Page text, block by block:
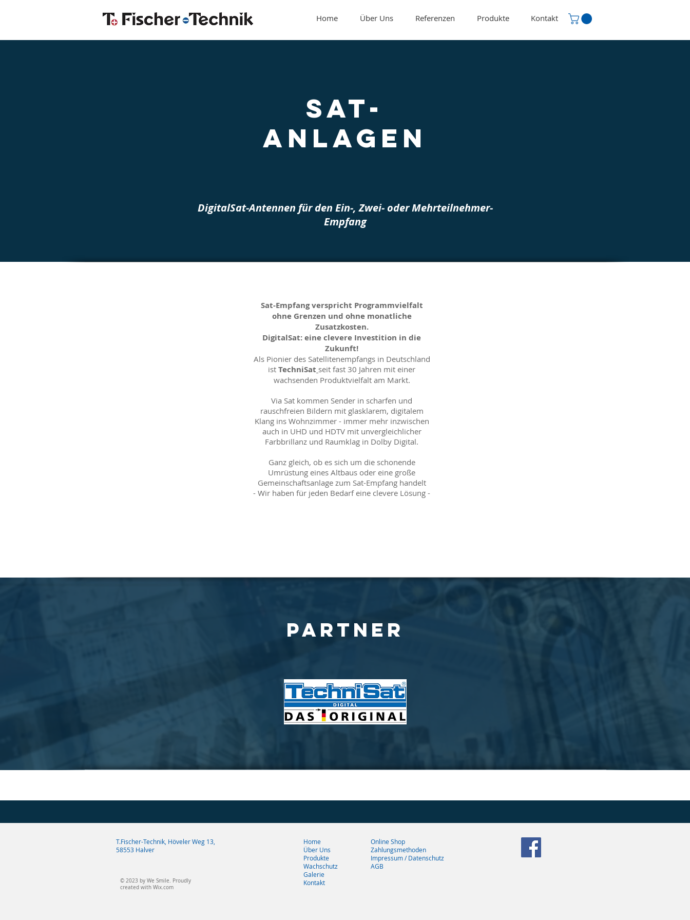
Home Über Uns Referenzen Produkte Kontakt
Sat-
Anlagen
DigitalSat-Antennen für den Ein-, Zwei- oder Mehrteilnehmer-
Empfang
Sat-Empfang verspricht Programmvielfalt
ohne Grenzen und ohne monatliche
Zusatzkosten.
DigitalSat: eine clevere Investition in die
Zukunft!
Als Pionier des Satellitenempfangs in Deutschland
ist TechniSat seit fast 30 Jahren mit einer
wachsenden Produktvielfalt am Markt.
Via Sat kommen Sender in scharfen und
rauschfreien Bildern mit glasklarem, digitalem
Klang ins Wohnzimmer - immer mehr inzwischen
auch in UHD und HDTV mit unvergleichlicher
Farbbrillanz und Raumklag in Dolby Digital.
Ganz gleich, ob es sich um die schonende
Umrüstung eines Altbaus oder eine große
Gemeinschaftsanlage zum Sat-Empfang handelt
- Wir haben für jeden Bedarf eine clevere Lösung -
Partner
T.Fischer-Technik, Höveler Weg 13,
58553 Halver
© 2023 by We Smile. Proudly
created with Wix.com
Home
Über Uns
Produkte
Wachschutz
Galerie
Kontakt
Online Shop
Zahlungsmethoden
Impressum / Datenschutz
AGB